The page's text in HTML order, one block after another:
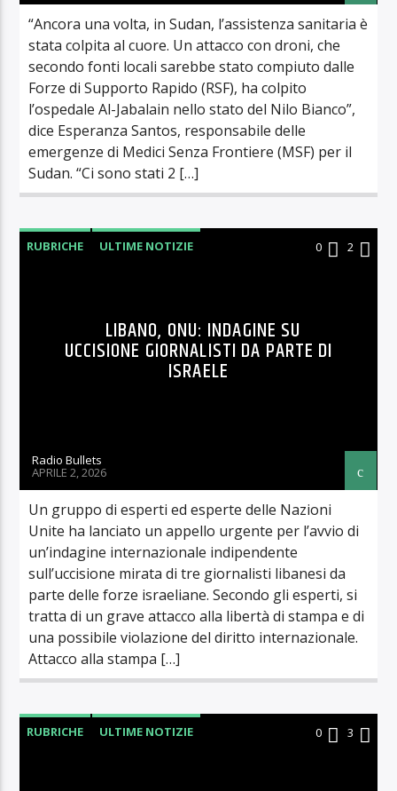
“Ancora una volta, in Sudan, l’assistenza sanitaria è
stata colpita al cuore. Un attacco con droni, che
secondo fonti locali sarebbe stato compiuto dalle
Forze di Supporto Rapido (RSF), ha colpito
l’ospedale Al-Jabalain nello stato del Nilo Bianco”,
dice Esperanza Santos, responsabile delle
emergenze di Medici Senza Frontiere (MSF) per il
Sudan. “Ci sono stati 2 […]
RUBRICHE ULTIME NOTIZIE 0 2
LIBANO, ONU: INDAGINE SU
UCCISIONE GIORNALISTI DA PARTE DI
ISRAELE
Radio Bullets
APRILE 2, 2026
Un gruppo di esperti ed esperte delle Nazioni
Unite ha lanciato un appello urgente per l’avvio di
un’indagine internazionale indipendente
sull’uccisione mirata di tre giornalisti libanesi da
parte delle forze israeliane. Secondo gli esperti, si
tratta di un grave attacco alla libertà di stampa e di
una possibile violazione del diritto internazionale.
Attacco alla stampa […]
RUBRICHE ULTIME NOTIZIE 0 3